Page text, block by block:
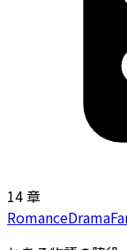
14 章
RomanceDrama